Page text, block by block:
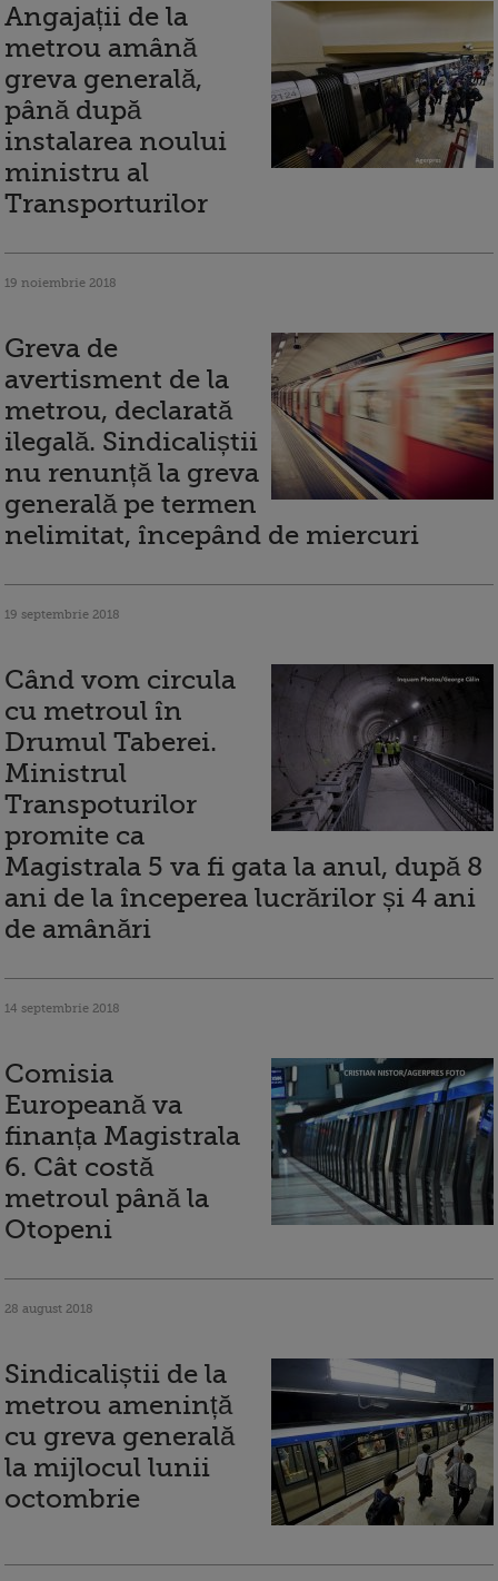
Angajații de la
metrou amână
greva generală,
până după
instalarea noului
ministru al
Transporturilor
19 noiembrie 2018
Greva de
avertisment de la
metrou, declarată
ilegală. Sindicaliștii
nu renunță la greva
generală pe termen
nelimitat, începând de miercuri
19 septembrie 2018
Când vom circula
cu metroul în
Drumul Taberei.
Ministrul
Transpoturilor
promite ca
Magistrala 5 va fi gata la anul, după 8
ani de la începerea lucrărilor și 4 ani
de amânări
14 septembrie 2018
Comisia
Europeană va
finanța Magistrala
6. Cât costă
metroul până la
Otopeni
28 august 2018
Sindicaliștii de la
metrou amenință
cu greva generală
la mijlocul lunii
octombrie